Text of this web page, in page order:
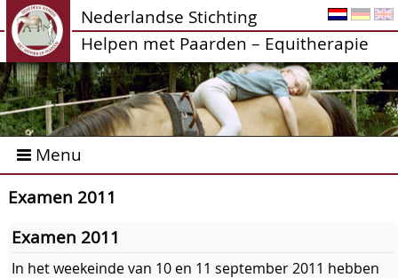
Nederlandse Stichting
Helpen met Paarden – Equitherapie
Menu
Examen 2011
Examen 2011
In het weekeinde van 10 en 11 september 2011 hebben